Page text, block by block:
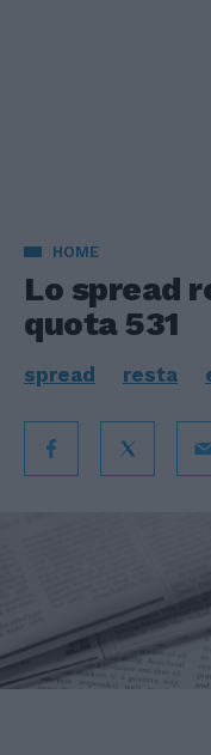
HOME
Lo spread
quota 531
spread resta